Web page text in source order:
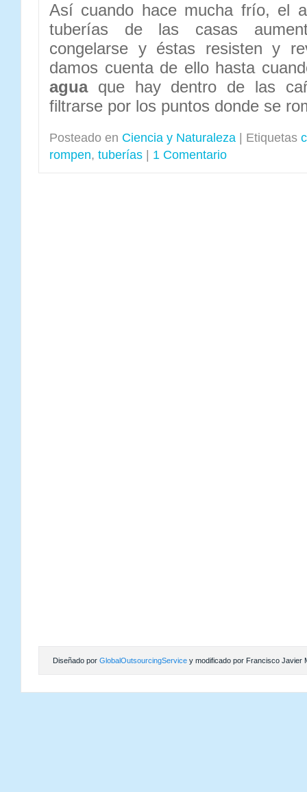
Así cuando hace mucha frío, el
tuberías de las casas
congelarse y éstas resisten y
damos cuenta de ello hasta
aguaque hay dentro de las
filtrarse por los puntos donde se
Posteado en Ciencia y Naturaleza Etiquetas
rompen, tuberías 1 Comentario
Diseñado por GlobalOutsourcingService y modificado por Francisco Javier